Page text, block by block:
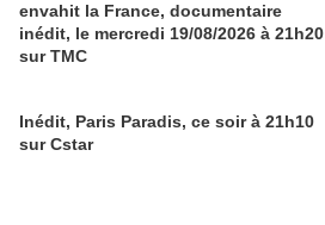
envahit la France, documentaire
inédit, le mercredi 19/08/2026 à 21h20
sur TMC
Inédit, Paris Paradis, ce soir à 21h10
sur Cstar